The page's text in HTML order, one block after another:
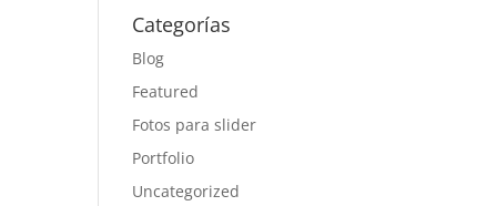
Categorías
Blog
Featured
Fotos para slider
Portfolio
Uncategorized